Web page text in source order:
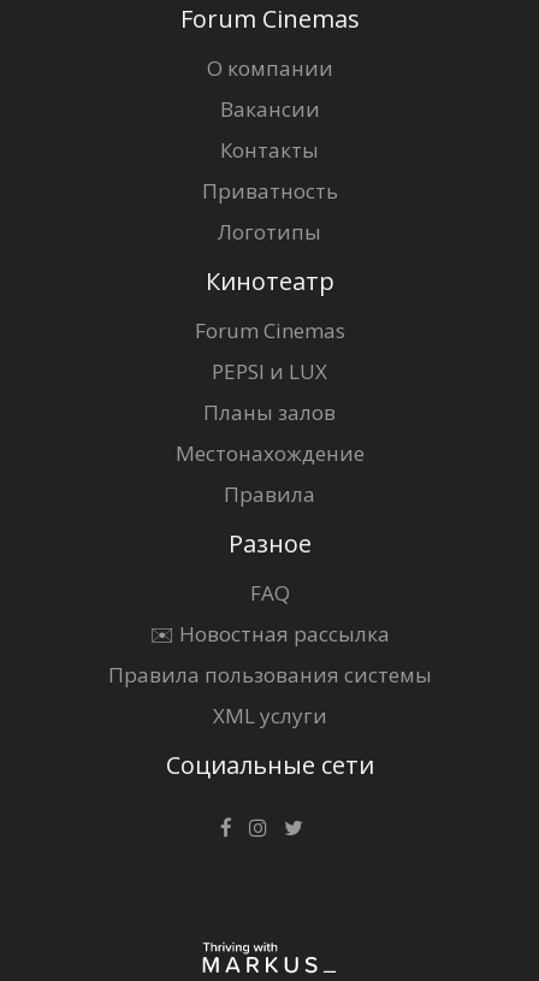
Forum Cinemas
О компании
Вакансии
Контакты
Приватность
Логотипы
Кинотеатр
Forum Cinemas
PEPSI и LUX
Планы залов
Местонахождение
Правила
Разное
FAQ
✉️ Новостная рассылка
Правила пользования системы
XML услуги
Социальные сети